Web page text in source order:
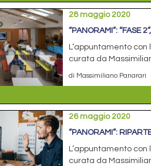
28 maggio 2020
“PANORAMI”: “FASE
L’appuntamento
curata da
di Massimiliano Panarari
26 maggio 2020
“PANORAMI”:
L’appuntamento
curata da